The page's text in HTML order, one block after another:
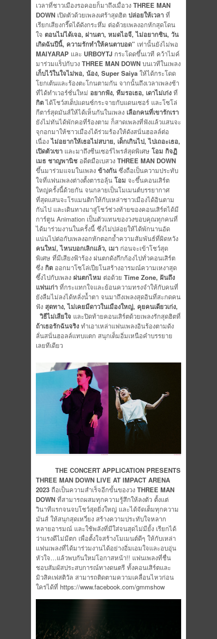
เวลาที่ชาวเมืองรอคอยก็มาถึงเมื่อวง THREE MAN
DOWN เปิดตัวด้วยเพลงเศร้าสุดฮิต ปล่อยให้เวลา ที่
เรียกเสียงกรี๊ดได้ดังกระหึ่ม ต่อด้วยเพลงอกหักสุดโดน
ใจ ตอนไม่ได้เจอ, ผ่านตา, หมดไอจี, ไม่อยากชิน, วัน
เกิดฉันปีนี้, ความรักทำให้คนตาบอด” เท่านั้นยังไม่พอ
MAIYARAP และ URBOYTJ กระโดดขึ้นเวที คว้าไมค์
มาร่วมแร็ปกับวง THREE MAN DOWN บนเวทีในเพลง
เก็บไว้ในใจไม่พอ, น้อง, Super Saiya ให้ได้กระโดด
โยกเต้นและร้องตะโกนตามกัน จากนั้นถึงเวลาเพลงช้า
ที่ได้ทำเวอร์ชั่นใหม่ อยากฟัง, ทีมรอเธอ, เดาไม่เก่ง ที่
กิตได้โชว์สเต็ปแดนซ์กระจายกับแดนเซอร์ และโซโล่
กีตาร์สุดมันส์ให้ได้เห็นกันในเพลง เลือกคนที่เขารักเรา
ยังไม่ทันได้พักคอที่ร้องตาม ก็สาดเพลงที่ฟังแล้วแสนจะ
จุกอกมาให้ชาวเมืองได้ร่วมร้องให้ดังสนั่นฮอลล์ต่อ
เนื่องไม่อยากให้เธอไม่สบาย, เด็กเกินไป, ไปเถอะเธอ,
เปิดตัวเขา และมาถึงซีนเซอร์ไพรส์สุดพิเศษ โอม กิจฏิ
เมธ ชาญพานิช อดีตมือเบสวง THREE MAN DOWN
ขึ้นมาร่วมแจมในเพลง ข้างกัน ซึ่งถือเป็นความประทับ
ใจที่แฟนเพลงต่างตั้งตารอลุ้น โอม จะขึ้นคอนเสิร์ต
ใหญ่ครั้งนี้ด้วยกัน จนกลายเป็นโมเมนต์บรรยากาศ
ที่สุดแสนจะโรแมนติกให้กับเหล่าชาวเมืองได้อินตาม
กันไป และเดินทางมาสู่โชว์ช่วงท้ายของคอนเสิร์ตได้มี
การ์ตูน Animation เป็นตัวแทนของวงขอบคุณทุกคนที่
ได้มาร่วมงานในครั้งนี้ ซึ่งไม่ปล่อยให้ได้พักนานอัด
แน่นไปต่อกับเพลงอกหักตอกย้ำความสัมพันธ์ที่ผิดหวัง
คนใหม่, ไหนบอกเลิกแล้ว, เมา ก่อนจะเข้าโชว์สุด
พิเศษ ที่มีเสียงฟ้าร้อง ฝนตกดังกึกก้องไปทั่วคอนเสิร์ต
ซึ่ง กิต ออกมาโซโล่เปียโนสร้างอารมณ์ความเหงาสุด
ซึ้งไปกับเพลง ฝนตกไหม ต่อด้วย Time Zone, ฝันถึง
แฟนเก่า ที่กระแทกใจและย้อนความทรงจำให้กับคนที่
ยังลืมไม่ลงได้หลั่งน้ำตา จนมาถึงเพลงสุดอินที่สะกดคน
ฟัง สุดทาง, ไม่เคยมีดาวในเมืองใหญ่, คุยคนเดียวเก่ง,
วิธีไม่เสียใจ และปิดท้ายคอนเสิร์ตด้วยเพลงรักสุดฮิตที่
ถ้าเธอรักฉันจริง ทำเอาเหล่าแฟนเพลงอินร้องตามดัง
ลั่นสนั่นฮอลล์แทบแตก สนุกเต็มอิ่มเหนือคำบรรยาย
เลยทีเดียว
THE CONCERT APPLICATION PRESENTS
THREE MAN DOWN LIVE AT IMPACT ARENA
2023 ถือเป็นความสำเร็จอีกขั้นของวง THREE MAN
DOWN ที่สามารถผสมทุกความรู้สึกให้ลงตัว ตั้งแต่
วินาทีแรกจนจบโชว์สุดยิ่งใหญ่ และได้จัดเต็มทุกความ
มันส์ ให้สนุกสุดเหวี่ยง สร้างความประทับใจหลาก
หลายอารมณ์ และใช้พลังที่มีใส่จนสุดไม่มียั้ง เรียกได้
ว่าแรงดีไม่มีตก เพื่อตั้งใจสร้างโมเมนต์ดีๆ ให้กับเหล่า
แฟนเพลงที่ได้มาร่วมงานได้อย่างอิ่มเอมใจและอบอุ่น
หัวใจ…แล้วพบกันใหม่โอกาสหน้า!! แฟนเพลงที่ชื่น
ชอบสัมผัสประสบการณ์ทางดนตรี ทั้งคอนเสิร์ตและ
มิวสิคเฟสติวัล สามารถติดตามความเคลื่อนไหวก่อน
ใครได้ที่ https://www.facebook.com/gmmshow